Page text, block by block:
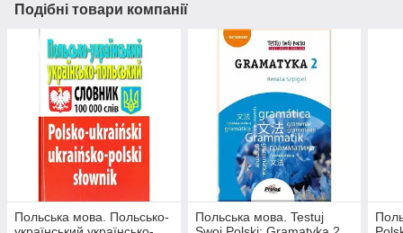
Подібні товари компанії
Польська мова. Польсько-
Польська мова. Testuj